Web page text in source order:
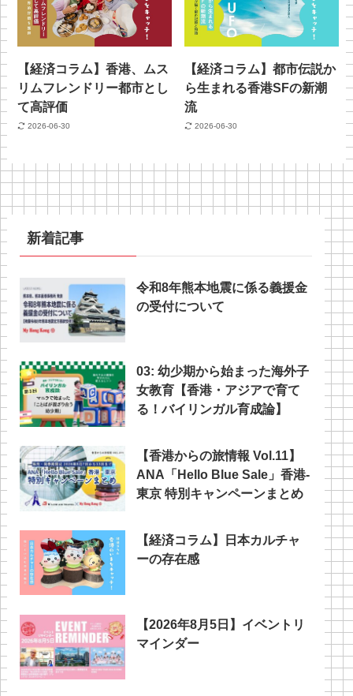
【経済コラム】香港、ムス
リムフレンドリー都市とし
て高評価
2026-06-30
【経済コラム】都市伝説か
ら生まれる香港SFの新潮
流
2026-06-30
新着記事
令和8年熊本地震に係る義援金
の受付について
03: 幼少期から始まった海外子
女教育【香港・アジアで育て
る！バイリンガル育成論】
【香港からの旅情報 Vol.11】
ANA「Hello Blue Sale」香港‐
東京 特別キャンペーンまとめ
【経済コラム】日本カルチャ
ーの存在感
【2026年8月5日】イベントリ
マインダー